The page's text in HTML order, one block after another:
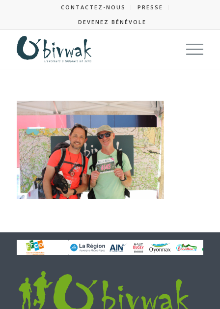
CONTACTEZ-NOUS
PRESSE
DEVENEZ BÉNÉVOLE